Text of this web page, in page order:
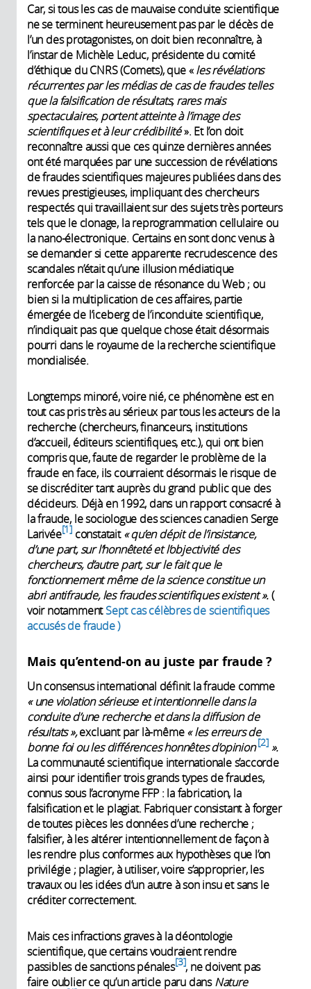
Car, si tous les cas de mauvaise conduite scientifique
ne se terminent heureusement pas par le décès de
l’un des protagonistes, on doit bien reconnaître, à
l’instar de Michèle Leduc, présidente du comité
d’éthique du CNRS (Comets), que «les révélations
récurrentes par les médias de cas de fraudes telles
que la falsification de résultats, rares mais
spectaculaires, portent atteinte à l’image des
scientifiques et à leur crédibilité». Et l’on doit
reconnaître aussi que ces quinze dernières années
ont été marquées par une succession de révélations
de fraudes scientifiques majeures publiées dans des
revues prestigieuses, impliquant des chercheurs
respectés qui travaillaient sur des sujets très porteurs
tels que le clonage, la reprogrammation cellulaire ou
la nano-électronique. Certains en sont donc venus à
se demander si cette apparente recrudescence des
scandales n’était qu’une illusion médiatique
renforcée par la caisse de résonance du Web ; ou
bien si la multiplication de ces affaires, partie
émergée de l’iceberg de l’inconduite scientifique,
n’indiquait pas que quelque chose était désormais
pourri dans le royaume de la recherche scientifique
mondialisée.
Longtemps minoré, voire nié, ce phénomène est en
tout cas pris très au sérieux par tous les acteurs de la
recherche (chercheurs, finan­ceurs, institutions
d’accueil, éditeurs scientifiques, etc.), qui ont bien
compris que, faute de regarder le problème de la
fraude en face, ils courraient désormais le risque de
se discréditer tant auprès du grand public que des
décideurs. Déjà en 1992, dans un rapport consacré à
la fraude, le sociologue des sciences canadien Serge
Larivée 1 constatait« qu’en dépit de l’insistance,
d’une part, sur l’honnêteté et l’objectivité des
chercheurs, d’autre part, sur le fait que le
fonctionnement même de la science constitue un
abri ­antifraude, les fraudes scientifiques existent ».(
voir notammentSept cas célèbres de scientifiques
accusés de fraude )
Mais qu’entend-on au juste par fraude ?
Un consensus international définit la fraude comme
« une violation sérieuse et intentionnelle dans la
conduite d’une recherche et dans la diffusion de
résultats »,excluant par là-même« les erreurs de
bonne foi ou les différences honnêtes d’opinion 2 ».
La communauté scientifique interna­tionale s’accorde
ainsi pour identifier trois grands types de fraudes,
connus sous l’acronyme FFP : la fabrication, la
falsification et le plagiat. Fabriquer consistant à forger
de toutes pièces les données d’une recherche ;
falsifier, à les altérer intentionnellement de façon à
les rendre plus conformes aux hypothèses que l’on
privilégie ; plagier, à utiliser, voire s’approprier, les
travaux ou les idées d’un autre à son insu et sans le
créditer correctement.
Mais ces infractions graves à la déontologie
scientifique, que certains voudraient rendre
passibles de sanctions pénales 3 , ne doivent pas
faire oublier ce qu’un article paru dansNature